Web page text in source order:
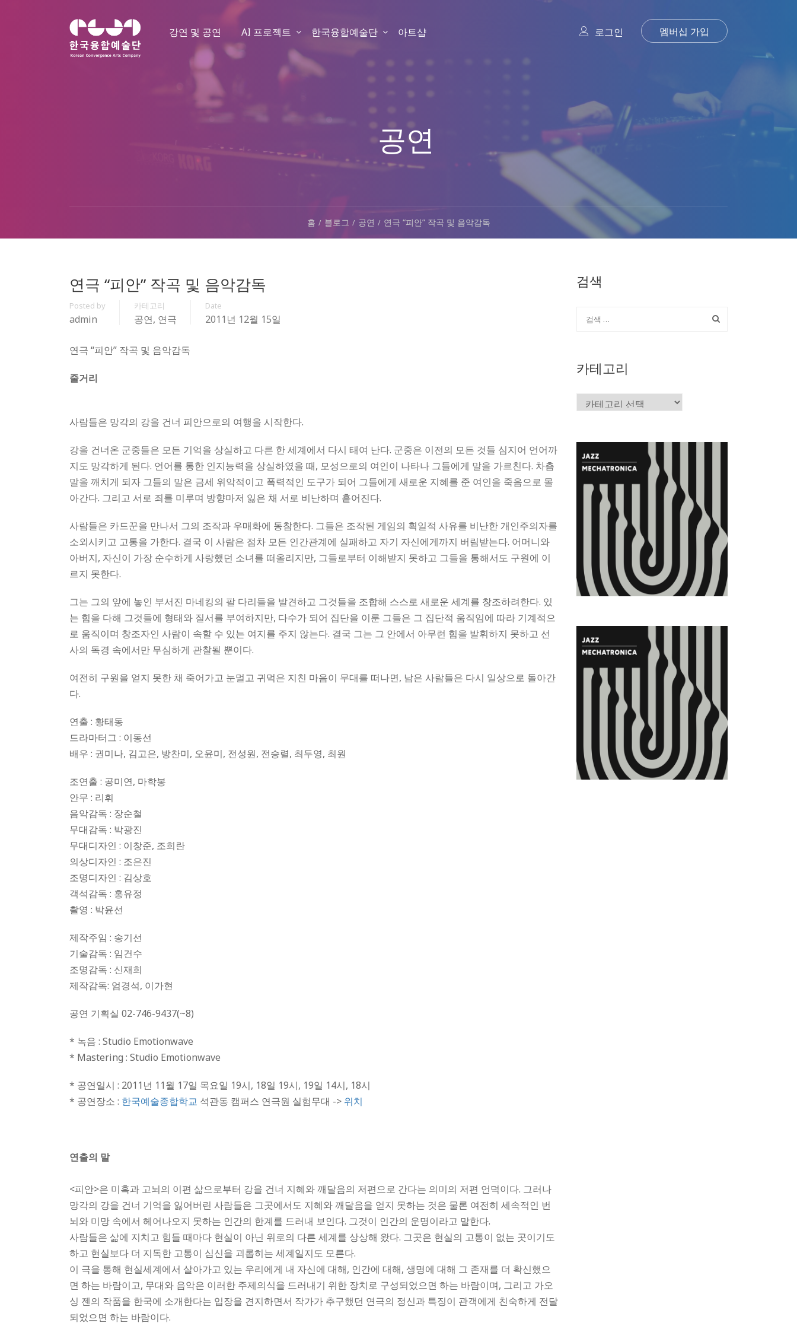
강연 및 공연 AI 프로젝트 한국융합예술단 아트샵 로그인 멤버십 가입
공연
홈 블로그 공연 연극 “피안” 작곡 및 음악감독
연극 “피안” 작곡 및 음악감독
Posted by
admin
카테고리
공연, 연극
Date
2011년 12월 15일
연극 “피안” 작곡 및 음악감독
줄거리
사람들은 망각의 강을 건너 피안으로의 여행을 시작한다.
강을 건너온 군중들은 모든 기억을 상실하고 다른 한 세계에서 다시 태여 난다. 군중은 이전의 모든 것들 심지어 언어까
지도 망각하게 된다. 언어를 통한 인지능력을 상실하였을 때, 모성으로의 여인이 나타나 그들에게 말을 가르친다. 차츰
말을 깨치게 되자 그들의 말은 금세 위악적이고 폭력적인 도구가 되어 그들에게 새로운 지혜를 준 여인을 죽음으로 몰
아간다. 그리고 서로 죄를 미루며 방향마저 잃은 채 서로 비난하며 흩어진다.
사람들은 카드꾼을 만나서 그의 조작과 우매화에 동참한다. 그들은 조작된 게임의 획일적 사유를 비난한 개인주의자를
소외시키고 고통을 가한다. 결국 이 사람은 점차 모든 인간관계에 실패하고 자기 자신에게까지 버림받는다. 어머니와
아버지, 자신이 가장 순수하게 사랑했던 소녀를 떠올리지만, 그들로부터 이해받지 못하고 그들을 통해서도 구원에 이
르지 못한다.
그는 그의 앞에 놓인 부서진 마네킹의 팔 다리들을 발견하고 그것들을 조합해 스스로 새로운 세계를 창조하려한다. 있
는 힘을 다해 그것들에 형태와 질서를 부여하지만, 다수가 되어 집단을 이룬 그들은 그 집단적 움직임에 따라 기계적으
로 움직이며 창조자인 사람이 속할 수 있는 여지를 주지 않는다. 결국 그는 그 안에서 아무런 힘을 발휘하지 못하고 선
사의 독경 속에서만 무심하게 관찰될 뿐이다.
여전히 구원을 얻지 못한 채 죽어가고 눈멀고 귀먹은 지친 마음이 무대를 떠나면, 남은 사람들은 다시 일상으로 돌아간
다.
연출 : 황태동
드라마터그 : 이동선
배우 : 권미나, 김고은, 방찬미, 오윤미, 전성원, 전승렬, 최두영, 최원
조연출 : 공미연, 마학봉
안무 : 리휘
음악감독 : 장순철
무대감독 : 박광진
무대디자인 : 이창준, 조희란
의상디자인 : 조은진
조명디자인 : 김상호
객석감독 : 홍유정
촬영 : 박윤선
제작주임 : 송기선
기술감독 : 임건수
조명감독 : 신재희
제작감독: 엄경석, 이가현
공연 기획실 02-746-9437(~8)
* 녹음 : Studio Emotionwave
* Mastering : Studio Emotionwave
* 공연일시 : 2011년 11월 17일 목요일 19시, 18일 19시, 19일 14시, 18시
* 공연장소 : 한국예술종합학교 석관동 캠퍼스 연극원 실험무대 -> 위치
연출의 말
<피안>은 미혹과 고뇌의 이편 삶으로부터 강을 건너 지혜와 깨달음의 저편으로 간다는 의미의 저편 언덕이다. 그러나
망각의 강을 건너 기억을 잃어버린 사람들은 그곳에서도 지혜와 깨달음을 얻지 못하는 것은 물론 여전히 세속적인 번
뇌와 미망 속에서 헤어나오지 못하는 인간의 한계를 드러내 보인다. 그것이 인간의 운명이라고 말한다.
사람들은 삶에 지치고 힘들 때마다 현실이 아닌 위로의 다른 세계를 상상해 왔다. 그곳은 현실의 고통이 없는 곳이기도
하고 현실보다 더 지독한 고통이 심신을 괴롭히는 세계일지도 모른다.
이 극을 통해 현실세계에서 살아가고 있는 우리에게 내 자신에 대해, 인간에 대해, 생명에 대해 그 존재를 더 확신했으
면 하는 바람이고, 무대와 음악은 이러한 주제의식을 드러내기 위한 장치로 구성되었으면 하는 바람이며, 그리고 가오
싱 젠의 작품을 한국에 소개한다는 입장을 견지하면서 작가가 추구했던 연극의 정신과 특징이 관객에게 친숙하게 전달
되었으면 하는 바람이다.
검색
카테고리